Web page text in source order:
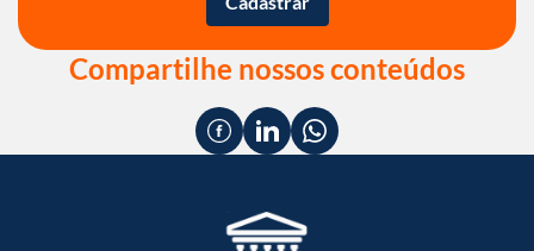
Compartilhe nossos conteúdos